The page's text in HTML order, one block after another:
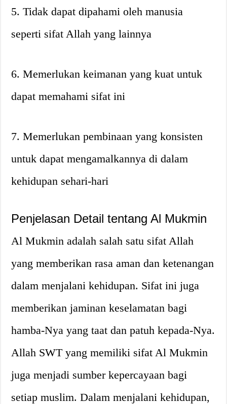
5. Tidak dapat dipahami oleh manusia
seperti sifat Allah yang lainnya
6. Memerlukan keimanan yang kuat untuk
dapat memahami sifat ini
7. Memerlukan pembinaan yang konsisten
untuk dapat mengamalkannya di dalam
kehidupan sehari-hari
Penjelasan Detail tentang Al Mukmin
Al Mukmin adalah salah satu sifat Allah
yang memberikan rasa aman dan ketenangan
dalam menjalani kehidupan. Sifat ini juga
memberikan jaminan keselamatan bagi
hamba-Nya yang taat dan patuh kepada-Nya.
Allah SWT yang memiliki sifat Al Mukmin
juga menjadi sumber kepercayaan bagi
setiap muslim. Dalam menjalani kehidupan,